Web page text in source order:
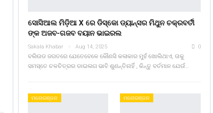
ସୋସିଆଲ ମିଡ଼ିଆ X ରେ ଡିସ୍କୋ ଡ୍ୟାନ୍ସର ମିଥୁନ ଚକ୍ରବର୍ତୀ
ଙ୍କ ଅଜବ-ଗଜବ ବୟାନ ଭାଇରଲ
Sakala Khabar Aug 14, 2025 0
ବଲିଉଡ ଜଗତରେ ଯେତେବେଳେ କୌଣସି କଳାକାର ମୁହଁ ଖୋଲିଥାଏ, ତାକୁ
ସମସ୍ତେ ଚଳଚିତ୍ରର ଡାଇଲଗ ଭାବି ଶୁଣନ୍ତିନାହିଁ , କିନ୍ତୁ ବର୍ତମାନ ଯେଉଁ…
ମନୋରଞ୍ଜନ ମନୋରଞ୍ଜନ